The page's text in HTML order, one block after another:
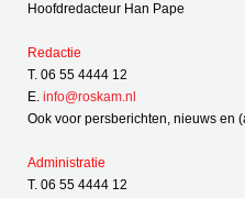
Hoofdredacteur Han Pape
Redactie
T. 06 55 4444 12
E. info@roskam.nl
Ook voor persberichten, nieuws en
Administratie
T. 06 55 4444 12